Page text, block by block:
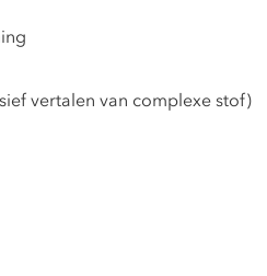
vertalen van complexe stof)